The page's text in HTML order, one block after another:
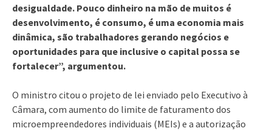
desigualdade. Pouco dinheiro na mão de muitos é
desenvolvimento, é consumo, é uma economia mais
dinâmica, são trabalhadores gerando negócios e
oportunidades para que inclusive o capital possa se
fortalecer”, argumentou.
O ministro citou o projeto de lei enviado pelo Executivo à
Câmara, com aumento do limite de faturamento dos
microempreendedores individuais (MEIs) e a autorização